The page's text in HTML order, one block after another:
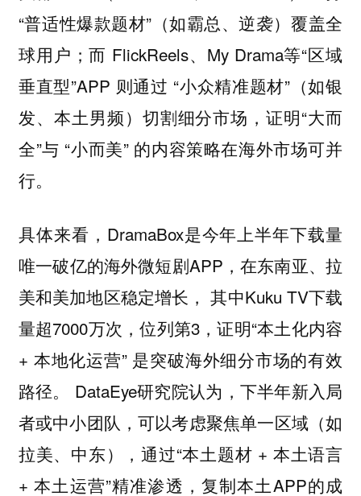
“普适性爆款题材”（如霸总、逆袭）覆盖全
球用户；而 FlickReels、My Drama等“区域
垂直型”APP 则通过 “小众精准题材”（如银
发、本土男频）切割细分市场，证明“大而
全”与 “小而美” 的内容策略在海外市场可并
行。
具体来看，DramaBox是今年上半年下载量
唯一破亿的海外微短剧APP，在东南亚、拉
美和美加地区稳定增长， 其中Kuku TV下载
量超7000万次，位列第3，证明“本土化内容
+ 本地化运营” 是突破海外细分市场的有效
路径。 DataEye研究院认为，下半年新入局
者或中小团队，可以考虑聚焦单一区域（如
拉美、中东），通过“本土题材 + 本土语言
+ 本土运营”精准渗透，复制本土APP的成